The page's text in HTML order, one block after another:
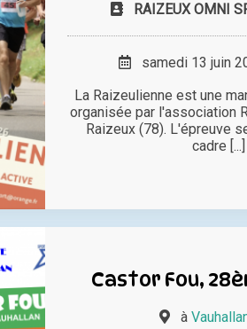
RAIZEUX OMNI
samedi 13 juin
La Raizeulienne est une
organisée par l'association
Raizeux (78). L'épreuve
cadre [...]
Castor Fou,
à